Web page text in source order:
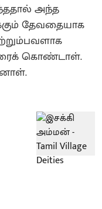
அந்த
தேவதையாக
கொண்டாள்.